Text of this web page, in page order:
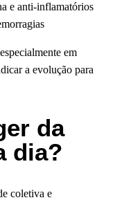
e anti-inflamatórios
em
a evolução para
da
dia?
coletiva e